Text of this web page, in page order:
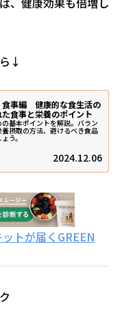
↓
事編 健康的な食生活の
食事と栄養のポイント
基本ポイントを解説。バラン
摂取の方法、避けるべき食品
う。
2024.12.06
トが届くGREEN